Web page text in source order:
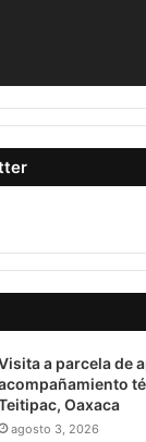
a parcela de
Oaxaca
agosto 3, 2026